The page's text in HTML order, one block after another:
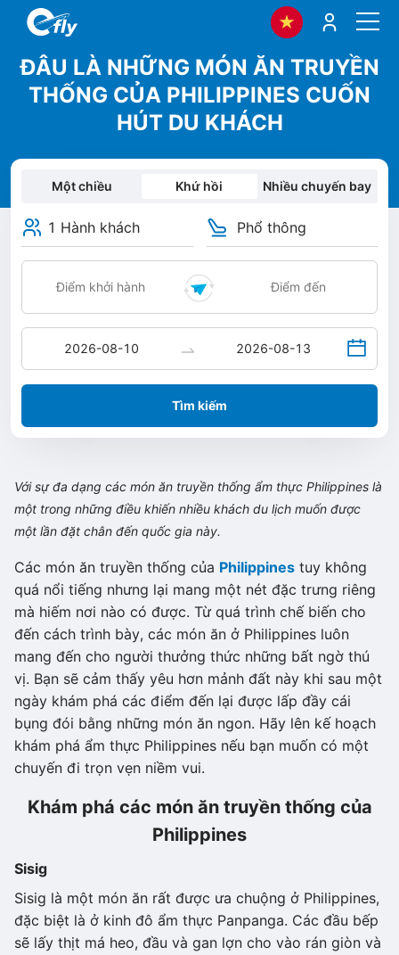
ĐÂU LÀ NHỮNG MÓN ĂN TRUYỀN
THỐNG CỦA PHILIPPINES CUỐN
HÚT DU KHÁCH
Một chiều Khứ hồi Nhiều chuyến bay
1 Hành khách Phổ thông
Tìm kiếm
Với sự đa dạng các món ăn truyền thống ẩm thực Philippines là
một trong những điều khiến nhiều khách du lịch muốn được
một lần đặt chân đến quốc gia này.
Các món ăn truyền thống của Philippines tuy không
quá nổi tiếng nhưng lại mang một nét đặc trưng riêng
mà hiếm nơi nào có được. Từ quá trình chế biến cho
đến cách trình bày, các món ăn ở Philippines luôn
mang đến cho người thưởng thức những bất ngờ thú
vị. Bạn sẽ cảm thấy yêu hơn mảnh đất này khi sau một
ngày khám phá các điểm đến lại được lấp đầy cái
bụng đói bằng những món ăn ngon. Hãy lên kế hoạch
khám phá ẩm thực Philippines nếu bạn muốn có một
chuyến đi trọn vẹn niềm vui.
Khám phá các món ăn truyền thống của
Philippines
Sisig
Sisig là một món ăn rất được ưa chuộng ở Philippines,
đặc biệt là ở kinh đô ẩm thực Panpanga. Các đầu bếp
sẽ lấy thịt má heo, đầu và gan lợn cho vào rán giòn và